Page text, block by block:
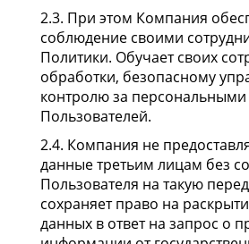
2.3. При этом Компания
соблюдение своими
Политики. Обучает своих
обработки, безопасному
контролю за
Пользователей.
2.4. Компания не
данные третьим лицам без
Пользователя на такую
сохраняет право на
данных в ответ на запрос о